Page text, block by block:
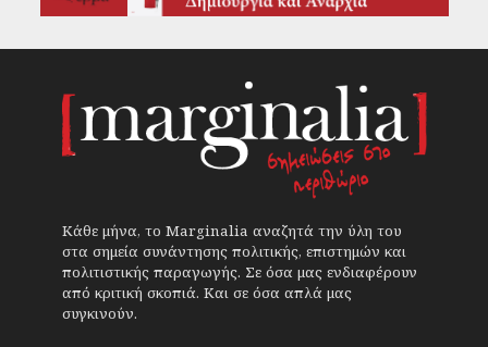
Κάθε μήνα, το Marginalia αναζητά την ύλη του
στα σημεία συνάντησης πολιτικής, επιστημών και
πολιτιστικής παραγωγής. Σε όσα μας ενδιαφέρουν
από κριτική σκοπιά. Και σε όσα απλά μας
συγκινούν.